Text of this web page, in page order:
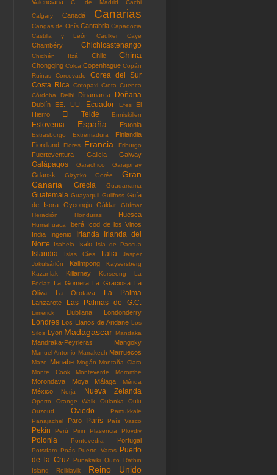
Valenciana
C. de Madrid
Cachi
Calgary
Canadá Canarias
Cangas de Onís Cantabria Capadocia
Castilla y León
Caulker Caye
Chambéry Chichicastenango
Chichén Itzá Chile China
Chongqing Colca Copenhague Copán
Ruinas
Corcovado
Corea del Sur
Costa Rica
Cotopaxi Creta Cuenca
Córdoba
Delhi Dinamarca Doñana
Dublín EE. UU. Ecuador Efes
El
Hierro
El Teide Enniskillen
Eslovenia España Estonia
Estrasburgo Extremadura
Finlandia
Fiordland
Flores Francia Friburgo
Fuerteventura Galicia Galway
Galápagos Garachico Garajonay
Gdansk Gizycko Gorée
Gran
Canaria
Grecia Guadarrama
Guatemala Guayaquil Gullfoss Guía
de Isora
Gyeongju Gáldar
Güímar
Heraclión
Honduras Huesca
Humahuaca Iberá Icod de los Vinos
India
Ingenio Irlanda
Irlanda del
Norte
Isabela Isalo Isla de Pascua
Islandia Islas Cíes Italia
Jasper
Jökulsárlón
Kalimpong
Kaysersberg
Kazanlak
Killarney Kurseong
La
Féclaz
La Gomera La Graciosa La
Oliva
La Orotava La Palma
Lanzarote Las Palmas de G.C.
Limerick Liubliana Londonderry
Londres Los Llanos de Aridane Los
Silos Lyon Madagascar Mandaka
Mandraka-Peyrieras Mangoky
Manuel Antonio Marrakech Marruecos
Mazo Menabe Mogán Montaña Clara
Monte Cook
Monteverde Morombe
Morondava Moya Málaga Mérida
México Nerja Nueva Zelanda
Oporto Orange Walk Oulanka
Oulu
Ouzoud
Oviedo
Pamukkale
Panajachel
Paro París País Vasco
Pekín Perú Pirin Plasencia Plovdiv
Polonia Pontevedra Portugal
Potsdam Poás Puerto Varas Puerto
de la Cruz
Punakaiki Quito
Rathin
Island
Reikiavik Reino Unido